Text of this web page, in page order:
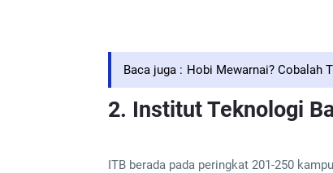
Baca juga : Hobi Mewarnai? Cobalah
2. Institut Teknologi
ITB berada pada peringkat 201-250